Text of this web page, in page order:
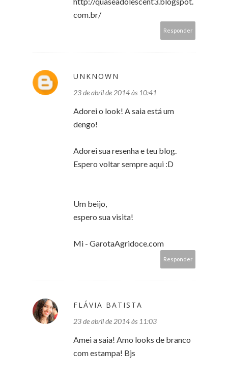
com.br/
Responder
UNKNOWN
23 de abril de 2014 às 10:41
Adorei o look! A saia está um
dengo!
Adorei sua resenha e teu blog.
Espero voltar sempre aqui :D
Um beijo,
espero sua visita!
Mi - GarotaAgridoce.com
Responder
FLÁVIA BATISTA
23 de abril de 2014 às 11:03
Amei a saia! Amo looks de branco
com estampa! Bjs